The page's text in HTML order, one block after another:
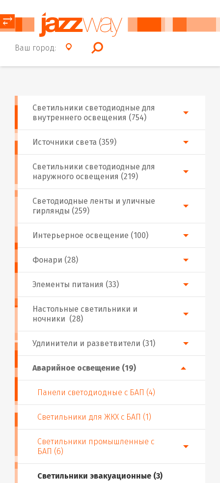
Ваш город:
⥂
Фонари (28)
Аварийное освещение (19)
Панели светодиодные с БАП (4)
Светильники для ЖКХ с БАП (1)
Светильники промышленные с
БАП (6)
Светильники эвакуационные (3)
Настольные светильники и
ночники (28)
Интерьерное освещение (100)
Источники света (359)
Светодиодные ленты и уличные
гирлянды (259)
Светильники светодиодные для
внутреннего освещения (754)
Светильники светодиодные для
наружного освещения (219)
Удлинители и разветвители (31)
Элементы питания (33)